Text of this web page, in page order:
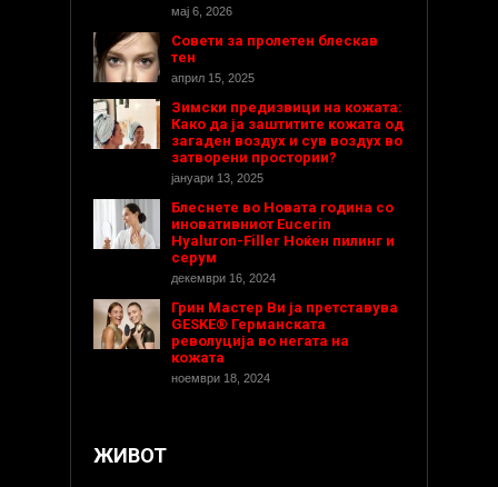
мај 6, 2026
Совети за пролетен блескав
тен
април 15, 2025
Зимски предизвици на кожата:
Како да ја заштитите кожата од
загаден воздух и сув воздух во
затворени простории?
јануари 13, 2025
Блеснете во Новата година со
иновативниот Eucerin
Hyaluron-Filler Ноќен пилинг и
серум
декември 16, 2024
Грин Мастер Ви ја претставува
GESKE® Германската
револуција во негата на
кожата
ноември 18, 2024
ЖИВОТ